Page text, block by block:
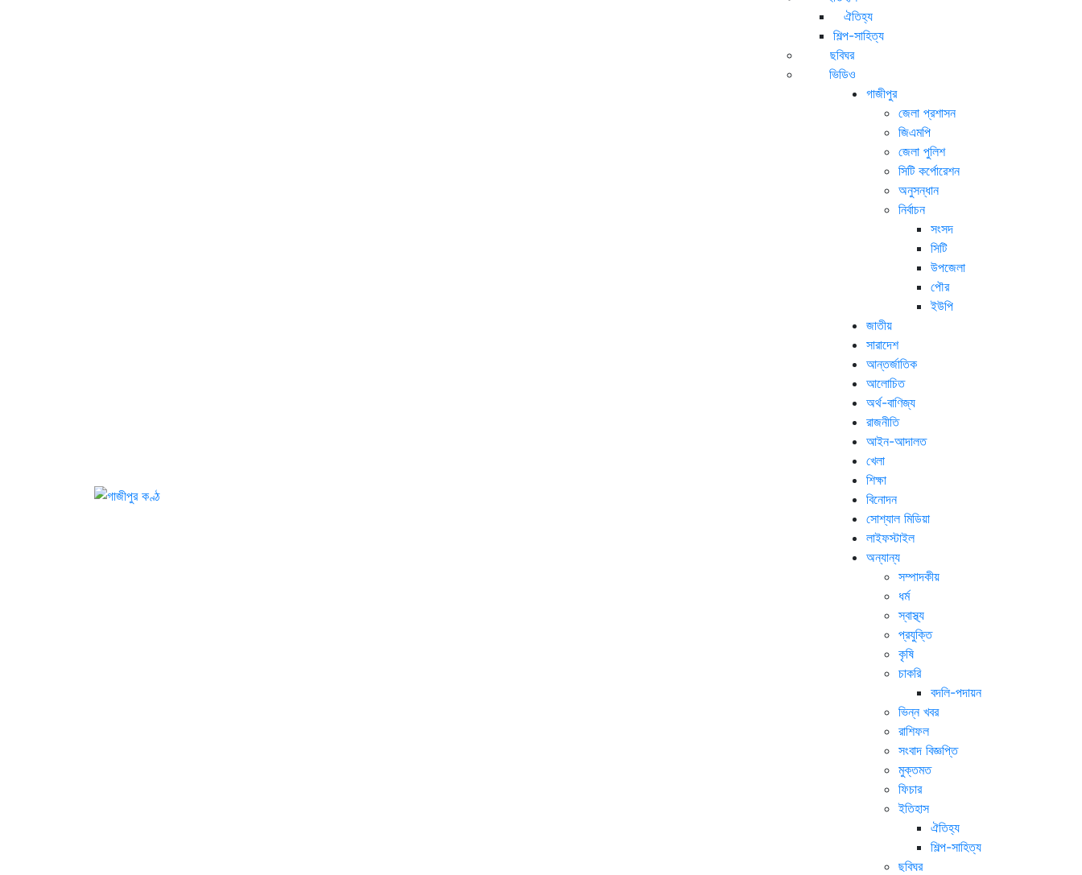
ঐতিহ্য
শিল্প-সাহিত্য
ছবিঘর
ভিডিও
গাজীপুর
জেলা প্রশাসন
জিএমপি
জেলা পুলিশ
সিটি কর্পোরেশন
অনুসন্ধান
নির্বাচন
সংসদ
সিটি
উপজেলা
পৌর
ইউপি
জাতীয়
সারাদেশ
আন্তর্জাতিক
আলোচিত
অর্থ-বাণিজ্য
রাজনীতি
আইন-আদালত
খেলা
শিক্ষা
বিনোদন
সোশ্যাল মিডিয়া
লাইফস্টাইল
অন্যান্য
সম্পাদকীয়
ধর্ম
স্বাস্থ্য
প্রযুক্তি
কৃষি
চাকরি
বদলি-পদায়ন
ভিন্ন খবর
রাশিফল
সংবাদ বিজ্ঞপ্তি
মুক্তমত
ফিচার
ইতিহাস
ঐতিহ্য
শিল্প-সাহিত্য
ছবিঘর